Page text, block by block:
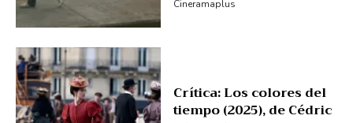
Cineramaplus
Crítica: Los colores del
tiempo (2025), de Cédric